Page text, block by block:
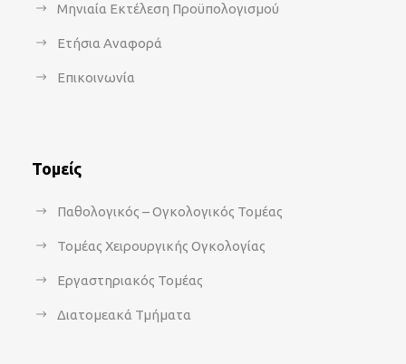
Μηνιαία Εκτέλεση Προϋπολογισμού
Ετήσια Αναφορά
Επικοινωνία
Τομείς
Παθολογικός – Ογκολογικός Τομέας
Τομέας Χειρουργικής Ογκολογίας
Εργαστηριακός Τομέας
Διατομεακά Τμήματα